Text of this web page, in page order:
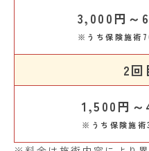
3,000円～
※うち保険施術
2回
1,500円
※うち保険施術